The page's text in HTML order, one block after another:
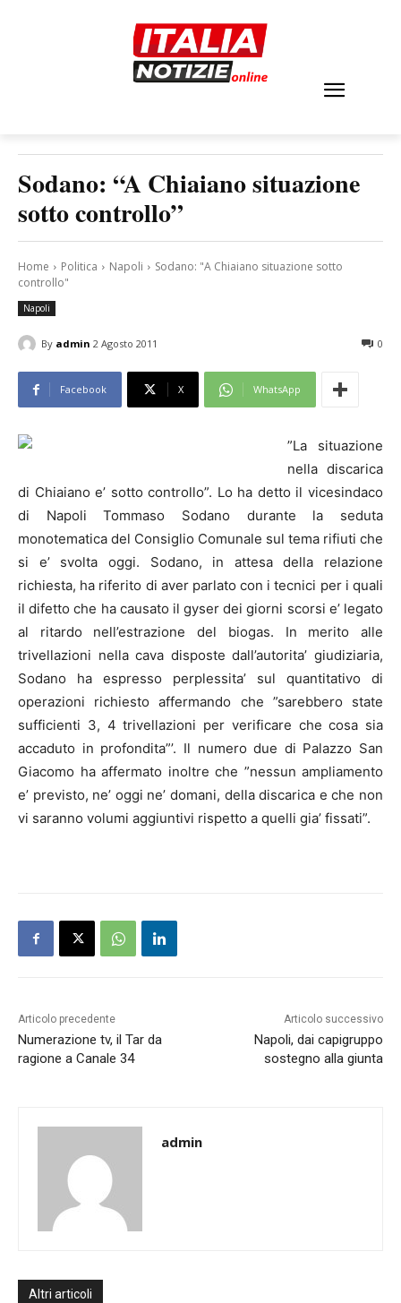
Sodano: “A Chiaiano situazione
sotto controllo”
Home Politica Napoli
Sodano: "A Chiaiano situazione sotto
controllo"
Napoli
By admin 2 Agosto 2011 0
Facebook X WhatsApp
”La situazione
nella discarica
di Chiaiano e’ sotto controllo”. Lo ha detto il vicesindaco
di Napoli Tommaso Sodano durante la seduta
monotematica del Consiglio Comunale sul tema rifiuti che
si e’ svolta oggi. Sodano, in attesa della relazione
richiesta, ha riferito di aver parlato con i tecnici per i quali
il difetto che ha causato il gyser dei giorni scorsi e’ legato
al ritardo nell’estrazione del biogas. In merito alle
trivellazioni nella cava disposte dall’autorita’ giudiziaria,
Sodano ha espresso perplessita’ sul quantitativo di
operazioni richiesto affermando che ”sarebbero state
sufficienti 3, 4 trivellazioni per verificare che cosa sia
accaduto in profondita”’. Il numero due di Palazzo San
Giacomo ha affermato inoltre che ”nessun ampliamento
e’ previsto, ne’ oggi ne’ domani, della discarica e che non
vi saranno volumi aggiuntivi rispetto a quelli gia’ fissati”.
Articolo precedente
Numerazione tv, il Tar da
ragione a Canale 34
Articolo successivo
Napoli, dai capigruppo
sostegno alla giunta
admin
Altri articoli